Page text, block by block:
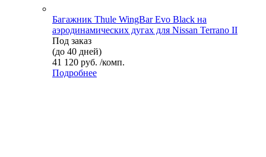
Багажник Thule WingBar Evo Black на
аэродинамических дугах для Nissan Terrano II
Под заказ
(до 40 дней)
41 120 руб. /комп.
Подробнее